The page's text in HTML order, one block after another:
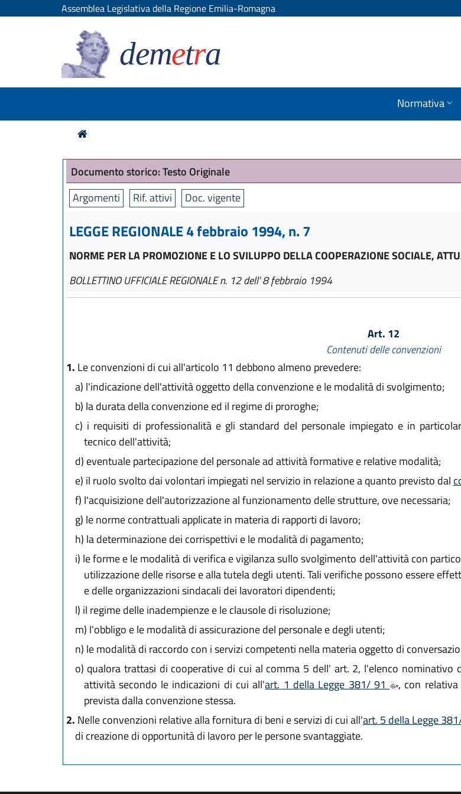
Assemblea Legislativa della Regione Emilia-Romagna
demetra
Normativa
Documento storico: Testo Originale
Argomenti
Rif. attivi Doc. vigente
LEGGE REGIONALE 4 febbraio 1994, n. 7
NORME PER LA PROMOZIONE E LO SVILUPPO DELLA COOPERAZIONE SOCIALE,
BOLLETTINO UFFICIALE REGIONALE n. 12 dell' 8 febbraio 1994
Art. 12
Contenuti delle convenzioni
1. Le convenzioni di cui all'articolo 11 debbono almeno prevedere:
a) l'indicazione dell'attività oggetto della convenzione e le modalità di svolgimento;
b) la durata della convenzione ed il regime di proroghe;
c) i requisiti di professionalità e gli standard del personale impiegato e in
tecnico dell'attività;
d) eventuale partecipazione del personale ad attività formative e relative modalità;
e) il ruolo svolto dai volontari impiegati nel servizio in relazione a quanto previsto dal
f) l'acquisizione dell'autorizzazione al funzionamento delle strutture, ove necessaria;
g) le norme contrattuali applicate in materia di rapporti di lavoro;
h) la determinazione dei corrispettivi e le modalità di pagamento;
i) le forme e le modalità di verifica e vigilanza sullo svolgimento dell'attività con
utilizzazione delle risorse e alla tutela degli utenti. Tali verifiche possono essere
e delle organizzazioni sindacali dei lavoratori dipendenti;
l) il regime delle inadempienze e le clausole di risoluzione;
m) l'obbligo e le modalità di assicurazione del personale e degli utenti;
n) le modalità di raccordo con i servizi competenti nella materia oggetto di
o) qualora trattasi di cooperative di cui al comma 5 dell' art. 2, l'elenco
attività secondo le indicazioni di cui all'art. 1 della Legge 381/ 91
, con
prevista dalla convenzione stessa.
2. Nelle convenzioni relative alla fornitura di beni e servizi di cui all'art. 5 della Legge
di creazione di opportunità di lavoro per le persone svantaggiate.